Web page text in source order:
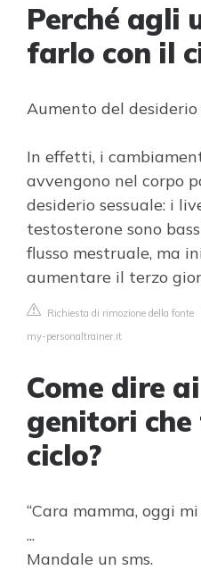
Perché agli
farlo con il
Aumento del desiderio
In effetti, i
avvengono nel corpo
desiderio sessuale: i
testosterone sono
flusso mestruale, ma
aumentare il terzo
Richiesta di rimozione della fonte
my-personaltrainer.it
Come dire
genitori
ciclo?
“Cara mamma, oggi
...
Mandale un sms.